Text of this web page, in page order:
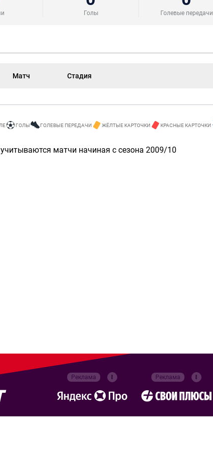
Голы Голевые передачи
Матч Стадия
ГОЛЫ ГОЛЕВЫЕ ПЕРЕДАЧИ ЖЁЛТЫЕ КАРТОЧКИ КРАСНЫЕ КАРТОЧКИ
учитываются матчи начиная с сезона 2009/10
Реклама Реклама